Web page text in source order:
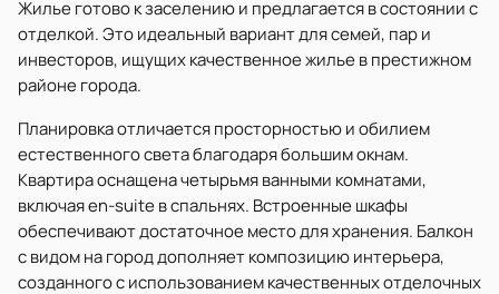
Жилье готово к заселению и предлагается в состоянии с
отделкой. Это идеальный вариант для семей, пар и
инвесторов, ищущих качественное жилье в престижном
районе города.
Планировка отличается просторностью и обилием
естественного света благодаря большим окнам.
Квартира оснащена четырьмя ванными комнатами,
включая en-suite в спальнях. Встроенные шкафы
обеспечивают достаточное место для хранения. Балкон
с видом на город дополняет композицию интерьера,
созданного с использованием качественных отделочных